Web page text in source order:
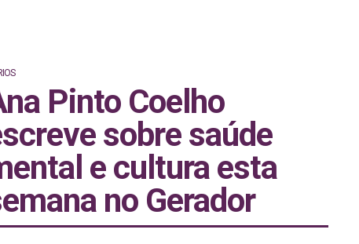
três projectos finalistas seleccionados são:
Especials
Pinto Coelho
sobre saúde
e cultura esta
no Gerador